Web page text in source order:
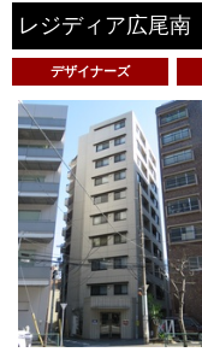
レジディア広尾南
デザイナーズ